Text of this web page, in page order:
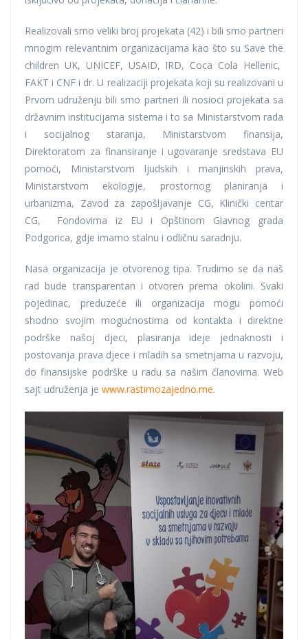
Realizovali smo veliki broj projekata (42) i bili smo partneri
mnogim relevantnim organizacijama kao što su Save the
children UK, UNICEF, USAID, IRD, Coca Cola Hellenic,
FAKT i CNF i dr. U realizaciji projekata koji su realizovani u
Prvom udruženju bili smo partneri ili nosioci projekata sa
državnim institucijama sistema i to sa Ministarstvom rada
i socijalnog staranja, Ministarstvom finansija,
Direktoratom za finansiranje i ugovaranje sredstava EU
pomoći, Ministarstvom ljudskih i manjinskih prava,
Ministarstvom ekologije, prostornog planiranja i
urbanizma, Zavod za zapošljavanje CG, Klinički centar
CG, Fondovima iz EU i Opštinom Glavnog grada
Podgorica, gdje imamo stalnu i odličnu saradnju.
Nasa organizacija je otvorenog tipa. Trudimo se da naš
rad bude transparentan i otvoren prema okolini. Svaki
pojedinac, preduzeće ili organizacija mogu pomoći
shodno svojim mogućnostima od kontakta i direktne
podrške našoj djeci, plasiranja ideje jednaknosti i
postovanja prava djece i mladih sa smetnjama u razvoju,
do finansijske podrške u radu sa našim članovima. Web
sajt udruženja je www.rastimozajedno.me.